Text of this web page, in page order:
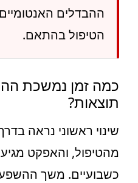
ההבדלים
הטיפול בהתאם.
כמה זמן נמשכת
תוצאות?
מהטיפול, והאפקט